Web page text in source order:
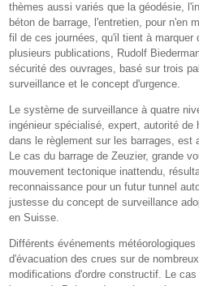
thèmes aussi variés que la géodésie,
béton de barrage, l'entretien, pour n'en
fil de ces journées, qu'il tient à marquer
plusieurs publications, Rudolf
sécurité des ouvrages, basé sur trois
surveillance et le concept d'urgence.
Le système de surveillance à quatre
ingénieur spécialisé, expert, autorité de
dans le règlement sur les barrages, est
Le cas du barrage de Zeuzier, grande
mouvement tectonique inattendu,
reconnaissance pour un futur tunnel
justesse du concept de surveillance
en Suisse.
Différents événements
d'évacuation des crues sur de
modifications d'ordre constructif. Le